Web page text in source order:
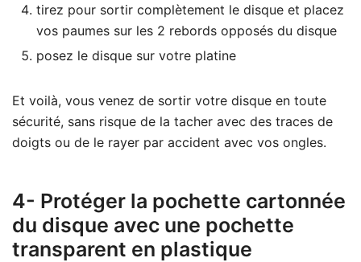
tirez pour sortir complètement le disque et placez
vos paumes sur les 2 rebords opposés du disque
posez le disque sur votre platine
Et voilà, vous venez de sortir votre disque en toute
sécurité, sans risque de la tacher avec des traces de
doigts ou de le rayer par accident avec vos ongles.
4- Protéger la pochette cartonnée
du disque avec une pochette
transparent en plastique